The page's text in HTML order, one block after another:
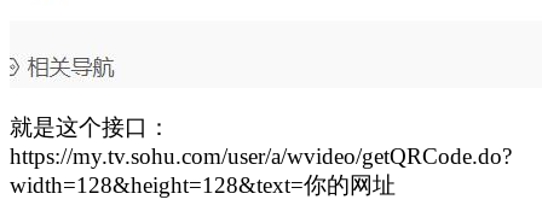
就是这个接口：
https://my.tv.sohu.com/user/a/wvideo/getQRCode.do?
width=128&height=128&text=你的网址